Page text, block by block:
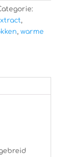
,
, warme